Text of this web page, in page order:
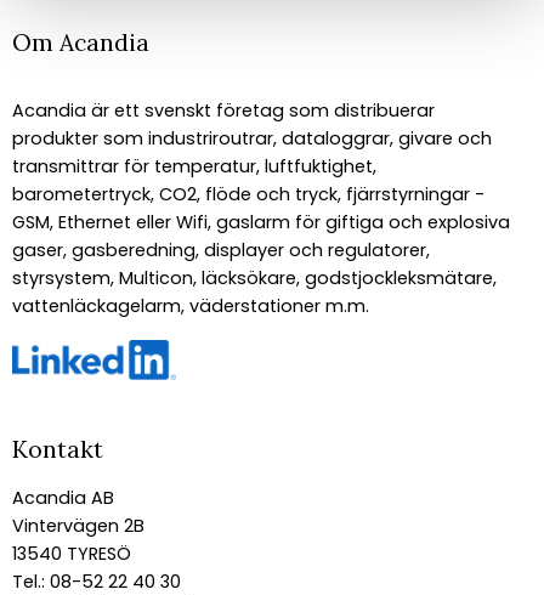
Om Acandia
Acandia är ett svenskt företag som distribuerar
produkter som industriroutrar, dataloggrar, givare och
transmittrar för temperatur, luftfuktighet,
barometertryck, CO2, flöde och tryck, fjärrstyrningar -
GSM, Ethernet eller Wifi, gaslarm för giftiga och explosiva
gaser, gasberedning, displayer och regulatorer,
styrsystem, Multicon, läcksökare, godstjockleksmätare,
vattenläckagelarm, väderstationer m.m.
Kontakt
Acandia AB
Vintervägen 2B
13540 TYRESÖ
Tel.: 08-52 22 40 30